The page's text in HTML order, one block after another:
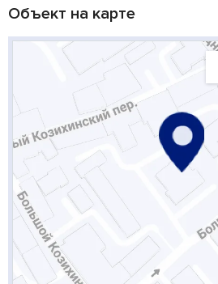
Объект на карте